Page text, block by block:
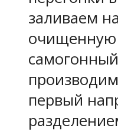
заливаем
очищенную
первый